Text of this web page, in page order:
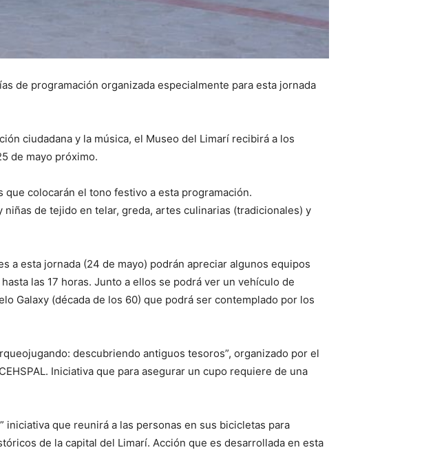
de programación organizada especialmente para esta jornada
ciudadana y la música, el Museo del Limarí recibirá a los
de mayo próximo.
colocarán el tono festivo a esta programación.
de tejido en telar, greda, artes culinarias (tradicionales) y
a esta jornada (24 de mayo) podrán apreciar algunos equipos
las 17 horas. Junto a ellos se podrá ver un vehículo de
Galaxy (década de los 60) que podrá ser contemplado por los
descubriendo antiguos tesoros”, organizado por el
Iniciativa que para asegurar un cupo requiere de una
iniciativa que reunirá a las personas en sus bicicletas para
de la capital del Limarí. Acción que es desarrollada en esta